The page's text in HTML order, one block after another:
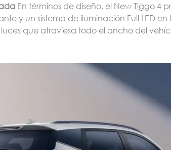
En términos de diseño, el New Tiggo 4
y un sistema de iluminación Full LED en
que atraviesa todo el ancho del